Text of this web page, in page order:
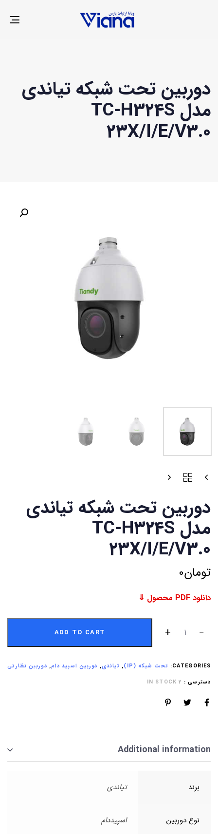
دوربین تحت شبکه تیاندی
مدل TC-H324S
23X/I/E/V3.0
دوربین تحت شبکه تیاندی
مدل TC-H324S
23X/I/E/V3.0
تومان0
دانلود PDF محصول ⇓
ADD TO CART
CATEGORIES: تحت شبکه (IP) , تیاندی, دوربین اسپید دام, دوربین نظارتی
دسترسی : 2 IN STOCK
Additional information
برند تیاندی
نوع دوربین اسپیددام